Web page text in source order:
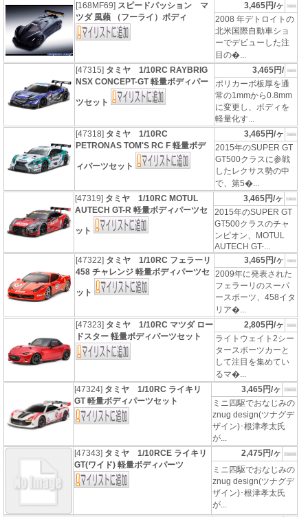
[168MF69] スピードパッション マ
ツダ 風藾 （フーライ）ボディ
3,465円/ヶ
2008 年デトロイトの
北米国際自動車ショ
ーでデビューした注
目の�...
[47315] タミヤ 1/10RC RAYBRIG
NSX CONCEPT-GT 軽量ボディパー
ツセット
3,465円/
ポリカーボ板厚を通
常の1mmから0.8mm
に変更し、ボディを
軽量化す...
[47318] タミヤ 1/10RC
PETRONAS TOM'S RC F 軽量ボデ
ィパーツセット
3,465円/ヶ
2015年のSUPER GT
GT500クラスに参戦
したレクサス勢の中
で、第5�...
[47319] タミヤ 1/10RC MOTUL
AUTECH GT-R 軽量ボディパーツセ
ット
3,465円/ヶ
2015年のSUPER GT
GT500クラスのチャ
ンピオン、MOTUL
AUTECH GT-...
[47322] タミヤ 1/10RC フェラーリ
458 チャレンジ 軽量ボディパーツセ
ット
3,465円/ヶ
2009年に発表された
フェラーリのスーパ
ースポーツ、458イタ
リア�...
[47323] タミヤ 1/10RC マツダ ロー
ドスター 軽量ボディパーツセット
2,805円/ヶ
ライトウェイト2シー
タースポーツカーと
して注目を集めてい
るマ�...
[47324] タミヤ 1/10RC ライキリ
GT 軽量ボディパーツセット
3,465円/ヶ
ミニ四駆でおなじみの
znug design(ツナグデ
ザイン)･根津孝太氏
が...
[47343] タミヤ 1/10RCE ライキリ
GT(ワイド) 軽量ボディパーツ
2,475円/ヶ
ミニ四駆でおなじみの
znug design(ツナグデ
ザイン)･根津孝太氏
が...